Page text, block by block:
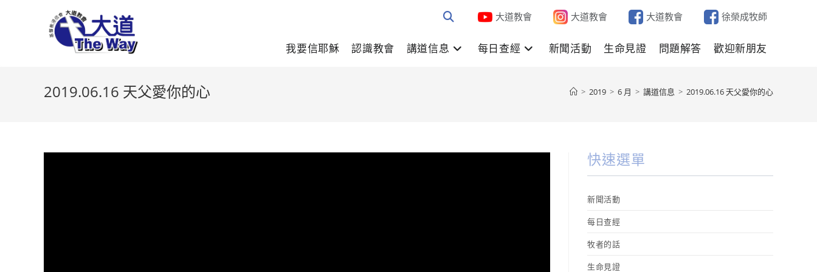
大道教會 大道教會 大道教會 徐榮成牧師
我要信耶穌 認識教會 講道信息 每日查經 新聞活動 生命見證 問題解答 歡迎新朋友
2019.06.16 天父愛你的心 > 2019 > 6 月 > 講道信息 > 2019.06.16 天父愛你的心
快速選單
新聞活動
每日查經
牧者的話
生命見證